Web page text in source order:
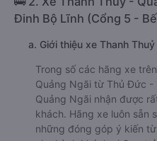
Đinh Bộ Lĩnh (Cổng 5 -
a. Giới thiệu xe Thanh
Trong số các hãng xe
Quảng Ngãi từ Thủ Đức -
Quảng Ngãi nhận được
khách. Hãng xe luôn sẵn
những đóng góp ý kiến